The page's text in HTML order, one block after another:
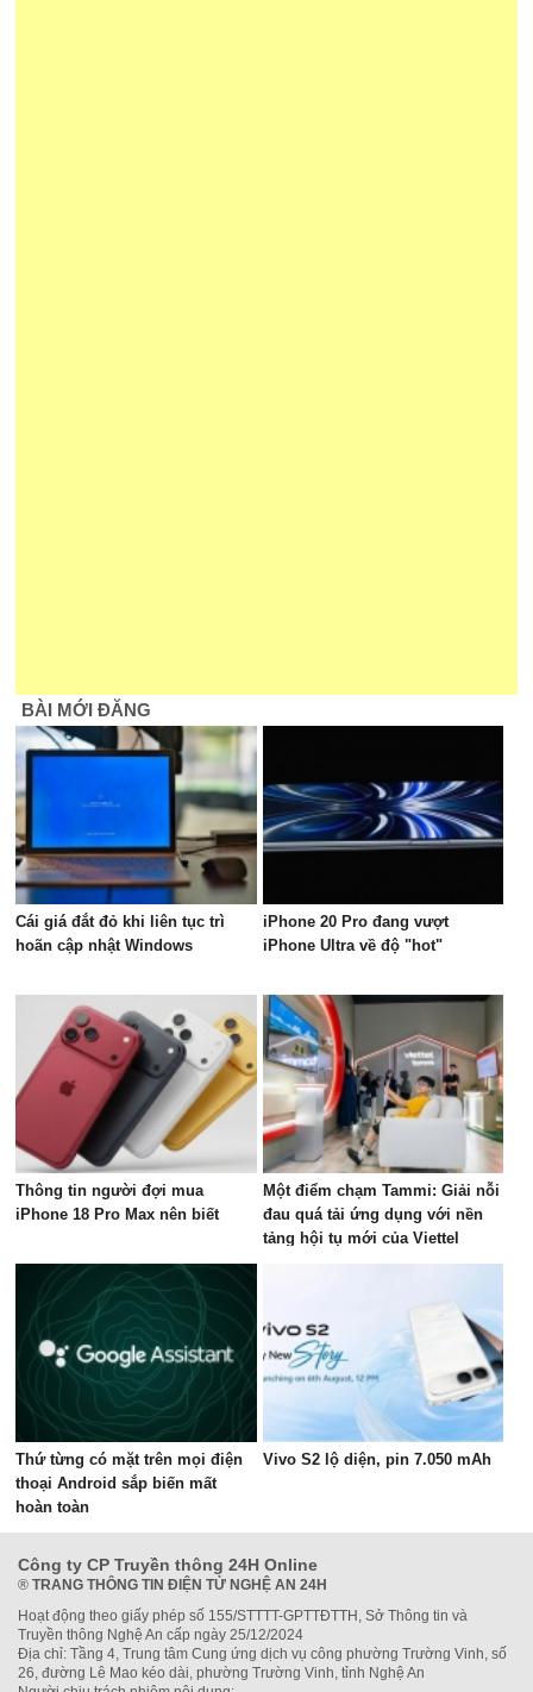
BÀI MỚI ĐĂNG
Cái giá đắt đỏ khi liên tục trì
hoãn cập nhật Windows
iPhone 20 Pro đang vượt
iPhone Ultra về độ "hot"
Thông tin người đợi mua
iPhone 18 Pro Max nên biết
Một điểm chạm Tammi: Giải nỗi
đau quá tải ứng dụng với nền
tảng hội tụ mới của Viettel
Thứ từng có mặt trên mọi điện
thoại Android sắp biến mất
hoàn toàn
Vivo S2 lộ diện, pin 7.050 mAh
Công ty CP Truyền thông 24H Online
® TRANG THÔNG TIN ĐIỆN TỬ NGHỆ AN 24H
Hoạt động theo giấy phép số 155/STTTT-GPTTĐTTH, Sở Thông tin và
Truyền thông Nghệ An cấp ngày 25/12/2024
Địa chỉ: Tầng 4, Trung tâm Cung ứng dịch vụ công phường Trường Vinh, số
26, đường Lê Mao kéo dài, phường Trường Vinh, tỉnh Nghệ An